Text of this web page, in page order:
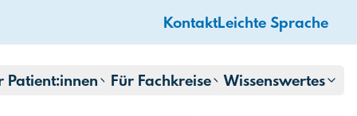
KontaktLeichte Sprache
Patient:innen Für Fachkreise Wissenswertes